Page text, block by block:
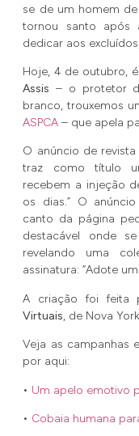
se de um homem
tornou santo após
dedicar aos
Hoje, 4 de outubro,
Assis – o protetor
branco, trouxemos
ASPCA – que apela
O anúncio de
traz como título
recebem a injeção
os dias.” O
canto da página
destacável onde
revelando uma
assinatura: “Adote
A criação foi feita
Virtuais, de Nova
Veja as campanhas
por aqui:
• Um apelo emotivo
• Cobaia humana